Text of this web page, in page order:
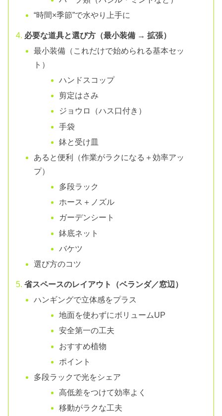
“時間×季節”で水やり上手に
必要な道具と選び方（最小装備 → 拡張）
最小装備（これだけで始められる基本セッ
ト）
ハンドスコップ
剪定はさみ
ジョウロ（ハス口付き）
手袋
鉢と受け皿
あると便利（作業がラクになる＋効率アッ
プ）
多段ラック
ホース＋ノズル
ガーデンシート
鉢底ネット
バケツ
選び方のコツ
省スペースのレイアウト（ベランダ／窓辺）
ハンギングで立体感をプラス
地面を使わずにボリュームUP
安全第一の工夫
おすすめ植物
ポイント
多段ラックで光をシェア
高低差をつけて効率よく
移動がラクな工夫